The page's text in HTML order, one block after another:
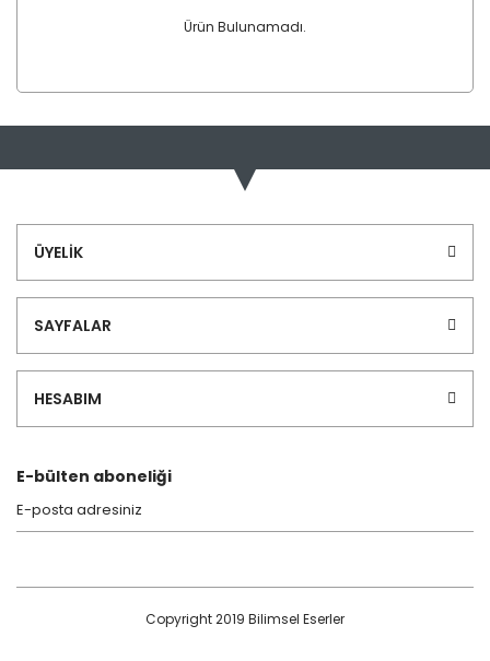
Ürün Bulunamadı.
ÜYELİK
SAYFALAR
HESABIM
E-bülten aboneliği
Copyright 2019 Bilimsel Eserler